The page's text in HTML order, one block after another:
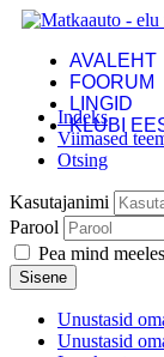
AVALEHT
FOORUM
LINGID
KLUBI
Indeks
Viimased
Otsing
Kasutajanimi
Parool
Pea mind meeles
Sisene
Unustasid
Unustasid